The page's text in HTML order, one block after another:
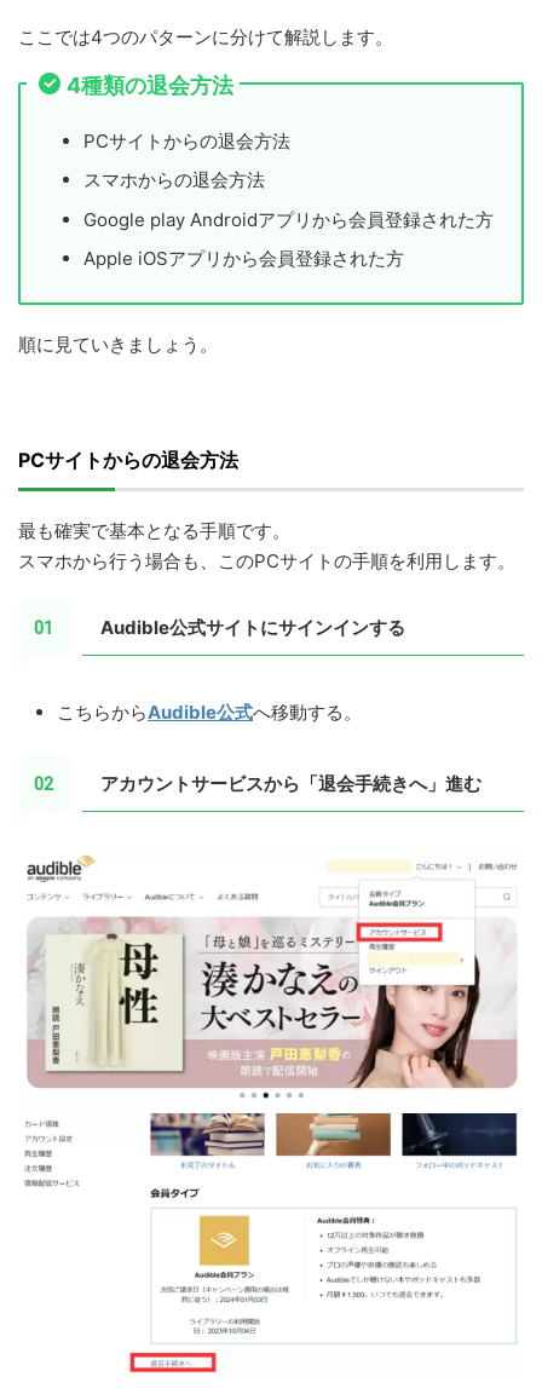
ここでは4つのパターンに分けて解説します。
4種類の退会方法
PCサイトからの退会方法
スマホからの退会方法
Google play Androidアプリから会員登録された方
Apple iOSアプリから会員登録された方
順に見ていきましょう。
PCサイトからの退会方法
最も確実で基本となる手順です。
スマホから行う場合も、このPCサイトの手順を利用します。
Audible公式サイトにサインインする
こちらからAudible公式へ移動する。
アカウントサービスから「退会手続きへ」進む